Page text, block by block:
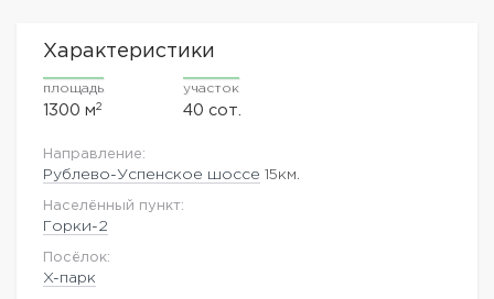
Характеристики
площадь
1300 м2
участок
40 сот.
Направление:
Рублево-Успенское шоссе 15км.
Населённый пункт:
Горки-2
Посёлок:
X-парк